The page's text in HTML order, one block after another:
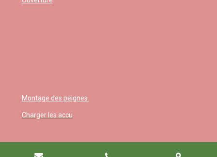
Montage des peignes
Charger les accu